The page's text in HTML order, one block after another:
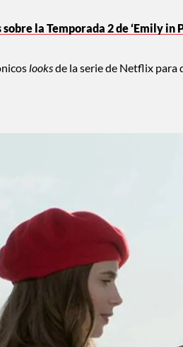
sobre la Temporada 2 de ‘Emily in
looksde la serie de Netflix para